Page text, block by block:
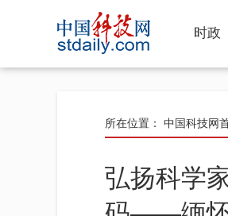
时政
所在位置： 中国科技网
弘扬科学